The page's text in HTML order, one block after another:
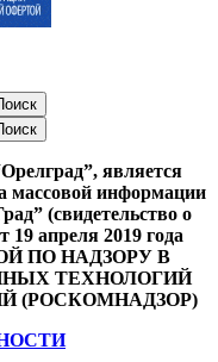
является
массовой информации
(свидетельство о
апреля 2019 года
ПО НАДЗОРУ В
ТЕХНОЛОГИЙ
(РОСКОМНАДЗОР)